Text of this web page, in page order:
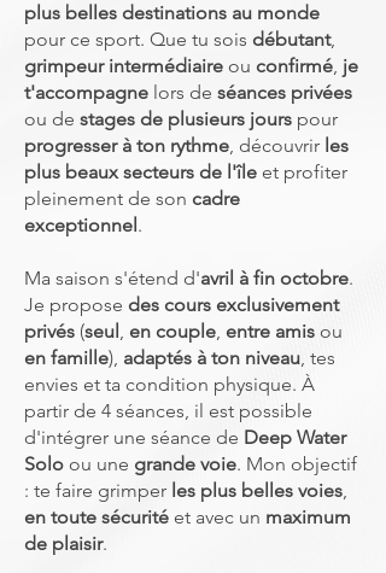
plus belles destinations au monde
pour ce sport. Que tu sois débutant,
grimpeur intermédiaire ou confirmé, je
t'accompagne lors de séances privées
ou de stages de plusieurs jours pour
progresser à ton rythme, découvrir les
plus beaux secteurs de l'île et profiter
pleinement de son cadre
exceptionnel.
Ma saison s'étend d'avril à fin octobre.
Je propose des cours exclusivement
privés (seul, en couple, entre amis ou
en famille), adaptés à ton niveau, tes
envies et ta condition physique. À
partir de 4 séances, il est possible
d'intégrer une séance de Deep Water
Solo ou une grande voie. Mon objectif
: te faire grimper les plus belles voies,
en toute sécurité et avec un maximum
de plaisir.